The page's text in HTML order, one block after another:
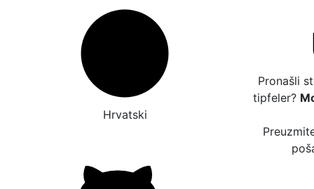
Hrvatski
Pronašli
tipfeler?